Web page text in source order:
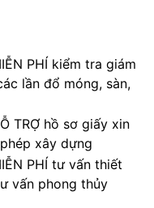
PHÍ kiểm tra giám
lần đổ móng, sàn,
TRỢ hồ sơ giấy xin
xây dựng
PHÍ tư vấn thiết
vấn phong thủy